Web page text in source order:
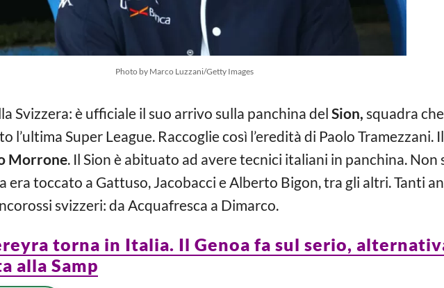
Photo by Marco Luzzani/Getty Images
Svizzera: è ufficiale il suo arrivo sulla panchina del Sion, squadra
l’ultima Super League. Raccoglie così l’eredità di Paolo Tramezzani.
Morrone. Il Sion è abituato ad avere tecnici italiani in panchina. Non
era toccato a Gattuso, Jacobacci e Alberto Bigon, tra gli altri. Tanti
svizzeri: da Acquafresca a Dimarco.
torna in Italia. Il Genoa fa sul serio,
alla Samp